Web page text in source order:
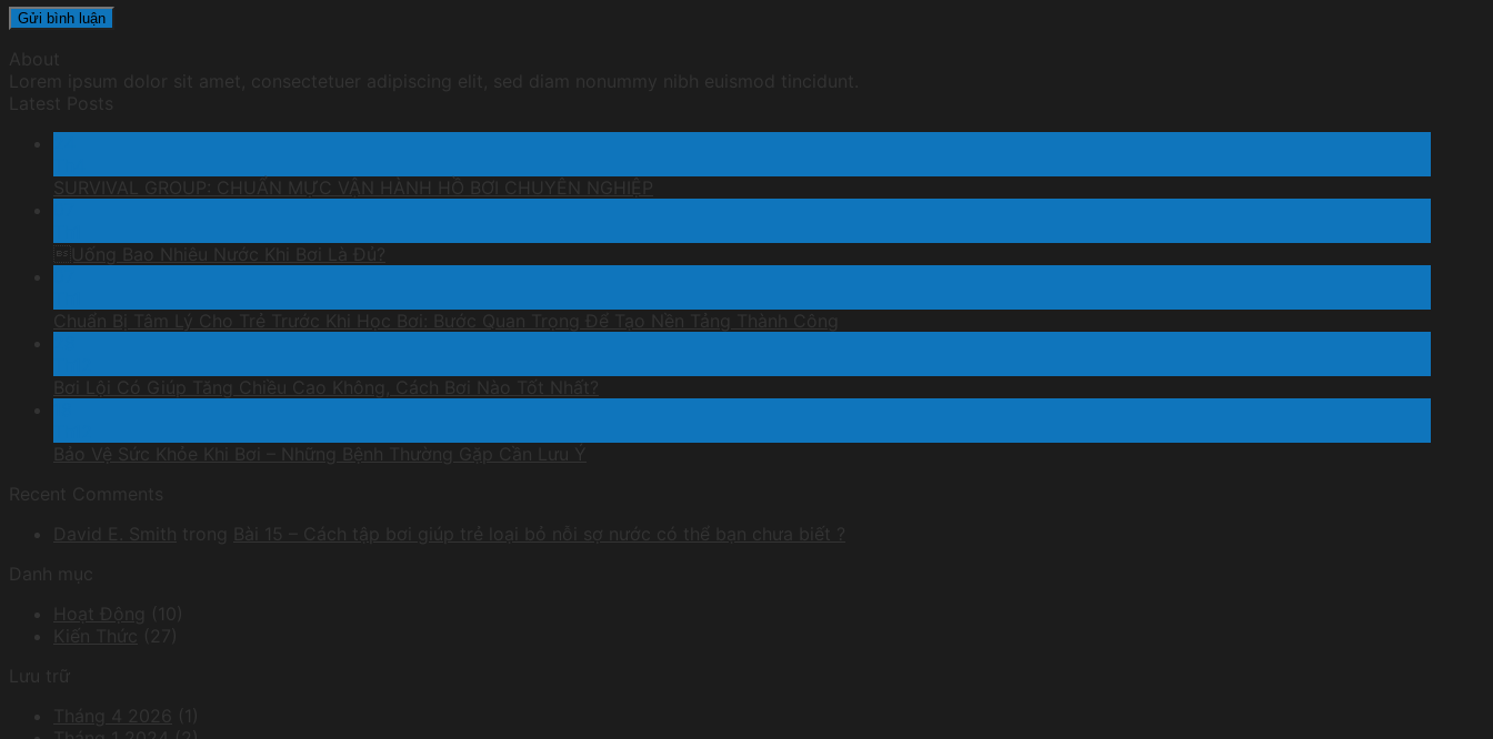
Lorem ipsum dolor sit amet, consectetuer adipiscing elit, sed diam nonummy nibh euismod tincidunt.
Latest Posts
SURVIVAL GROUP: CHUẨN MỰC VẬN HÀNH HỒ BƠI CHUYÊN NGHIỆP
Uống Bao Nhiêu Nước Khi Bơi Là Đủ?
Chuẩn Bị Tâm Lý Cho Trẻ Trước Khi Học Bơi: Bước Quan Trọng Để Tạo Nền Tảng Thành Công
Bơi Lội Có Giúp Tăng Chiều Cao Không, Cách Bơi Nào Tốt Nhất?
Bảo Vệ Sức Khỏe Khi Bơi – Những Bệnh Thường Gặp Cần Lưu Ý
Recent Comments
David E. Smith
Bài 15 – Cách tập bơi giúp trẻ loại bỏ nỗi sợ nước có thể bạn chưa biết ?
Danh mục
Hoạt Động
Kiến Thức
(27)
Tháng 4 2026